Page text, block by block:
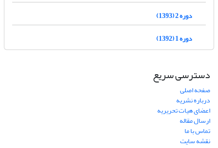
دوره 2 (1393)
دوره 1 (1392)
دسترسی سریع
صفحه اصلی
درباره نشریه
اعضای هیات تحریریه
ارسال مقاله
تماس با ما
نقشه سایت